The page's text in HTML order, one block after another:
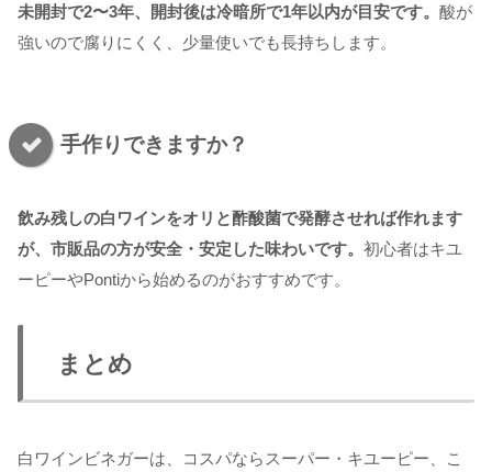
未開封で2〜3年、開封後は冷暗所で1年以内が目安です。 酸が
強いので腐りにくく、少量使いでも長持ちします。
手作りできますか？
飲み残しの白ワインをオリと酢酸菌で発酵させれば作れます
が、市販品の方が安全・安定した味わいです。 初心者はキユ
ーピーやPontiから始めるのがおすすめです。
まとめ
白ワインビネガーは、コスパならスーパー・キユーピー、こ